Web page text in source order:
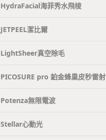
HydraFacial海菲秀水飛梭
JETPEEL潔比爾
LightSheer真空除毛
PICOSURE pro 鉑金蜂巢皮秒雷射
Potenza無限電波
Stellar心動光